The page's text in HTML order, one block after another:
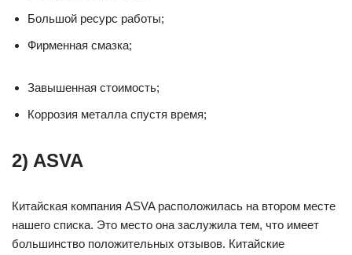
Большой ресурс работы;
Фирменная смазка;
Завышенная стоимость;
Коррозия металла спустя время;
2) ASVA
Китайская компания ASVA расположилась на втором месте
нашего списка. Это место она заслужила тем, что имеет
большинство положительных отзывов. Китайские